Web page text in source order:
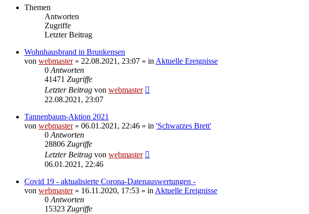
Themen
Antworten
Zugriffe
Letzter Beitrag
Wohnhausbrand in Brunkensen
von webmaster» 22.08.2021, 23:07 » in Aktuelle Ereignisse
0 Antworten
41471 Zugriffe
Letzter Beitrag von webmaster
22.08.2021, 23:07
Tannenbaum-Aktion 2021
von webmaster» 06.01.2021, 22:46 » in 'Schwarzes Brett'
0 Antworten
28806 Zugriffe
Letzter Beitrag von webmaster
06.01.2021, 22:46
Covid 19 - aktualisierte Corona-Datenauswertungen -
von webmaster» 16.11.2020, 17:53 » in Aktuelle Ereignisse
0 Antworten
15323 Zugriffe